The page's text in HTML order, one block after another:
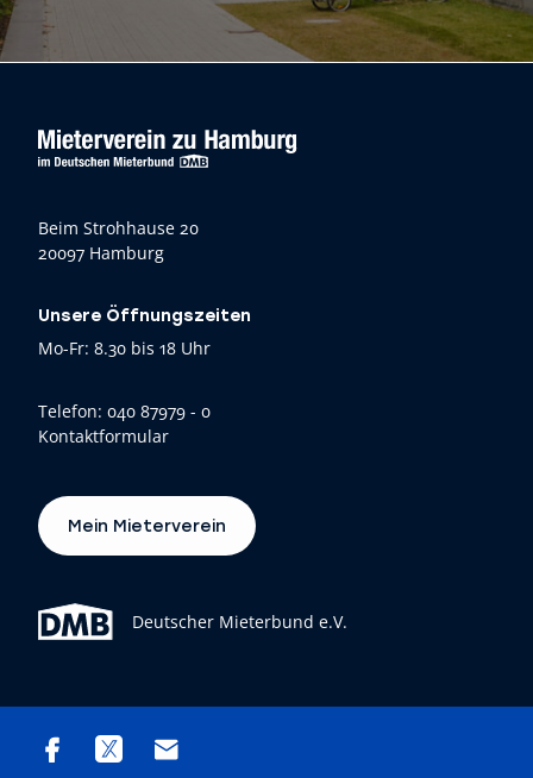
Beim Strohhause 20
20097 Hamburg
Unsere Öffnungszeiten
Mo-Fr: 8.30 bis 18 Uhr
Telefon: 040 87979 - 0
Kontaktformular
Deutscher Mieterbund e.V.
Mein Mieterverein